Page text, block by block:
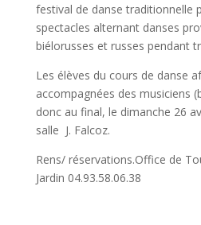
festival de danse traditionnelle
spectacles alternant danses
biélorusses et russes pendant
Les élèves du cours de danse
accompagnées des musiciens
donc au final, le dimanche 26
salle J. Falcoz.
Rens/ réservations.Office de
Jardin 04.93.58.06.38